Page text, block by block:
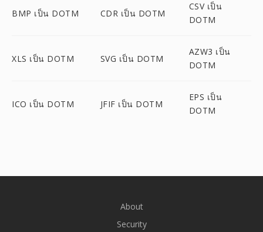
BMP เป็น DOTM CDR เป็น DOTM
CSV เป็น
DOTM
XLS เป็น DOTM SVG เป็น DOTM
AZW3 เป็น
DOTM
ICO เป็น DOTM JFIF เป็น DOTM
EPS เป็น
DOTM
About
Security